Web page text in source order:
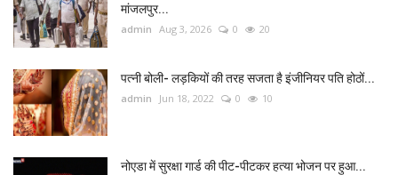
मांजलपुर...
admin Aug 3, 2026 0 20
पत्नी बोली- लड़कियों की तरह सजता है इंजीनियर पति होठों...
admin Jun 18, 2022 0 10
नोएडा में सुरक्षा गार्ड की पीट-पीटकर हत्या भोजन पर हुआ...